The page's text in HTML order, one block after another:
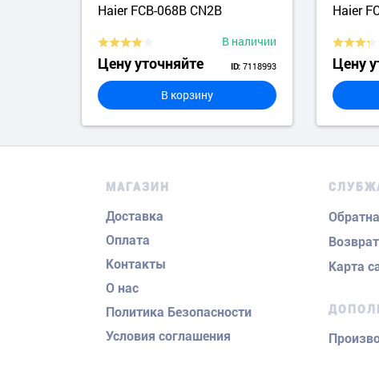
Haier FCB-068B CN2B
В наличии
Цену уточняйте ID: 7118993
В корзину
Haier
Цену
МАГАЗИН
Доставка
Оплата
Контакты
О нас
Политика Безопасности
Условия соглашения
Карта